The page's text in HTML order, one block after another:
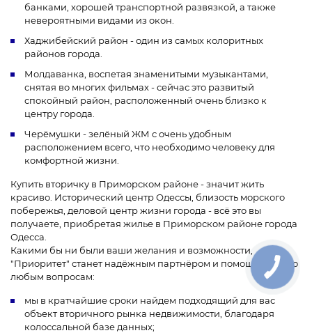
банками, хорошей транспортной развязкой, а также
невероятными видами из окон.
Хаджибейский район - один из самых колоритных
районов города.
Молдаванка, воспетая знаменитыми музыкантами,
снятая во многих фильмах - сейчас это развитый
спокойный район, расположенный очень близко к
центру города.
Черёмушки - зелёный ЖМ с очень удобным
расположением всего, что необходимо человеку для
комфортной жизни.
Купить вторичку в Приморском районе - значит жить
красиво. Исторический центр Одессы, близость морского
побережья, деловой центр жизни города - всё это вы
получаете, приобретая жилье в Приморском районе города
Одесса.
Какими бы ни были ваши желания и возможности,
"Приоритет" станет надёжным партнёром и помощником по
любым вопросам:
мы в кратчайшие сроки найдем подходящий для вас
объект вторичного рынка недвижимости, благодаря
колоссальной базе данных;